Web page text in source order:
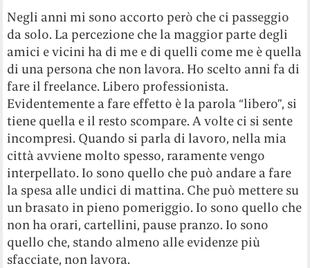
Negli anni mi sono accorto però che ci passeggio
da solo. La percezione che la maggior parte degli
amici e vicini ha di me e di quelli come me è quella
di una persona che non lavora. Ho scelto anni fa di
fare il freelance. Libero professionista.
Evidentemente a fare effetto è la parola “libero”, si
tiene quella e il resto scompare. A volte ci si sente
incompresi. Quando si parla di lavoro, nella mia
città avviene molto spesso, raramente vengo
interpellato. Io sono quello che può andare a fare
la spesa alle undici di mattina. Che può mettere su
un brasato in pieno pomeriggio. Io sono quello che
non ha orari, cartellini, pause pranzo. Io sono
quello che, stando almeno alle evidenze più
sfacciate, non lavora.